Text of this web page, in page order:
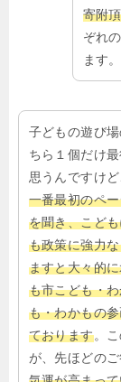
寄附
ぞれ
ます。
子どもの遊び
ちら１個だけ
思うんですけど
一番最初のペ
を聞き、こど
も政策に強力
ますと大々的
も市こども・
も・わかもの
ております。
が、先ほどの